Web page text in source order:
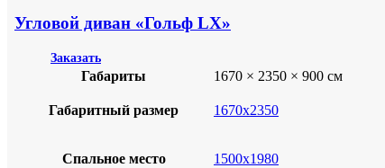
Угловой диван «Гольф LX»
Заказать
Габариты 1670 × 2350 × 900 см
Габаритный размер 1670х2350
Спальное место 1500х1980